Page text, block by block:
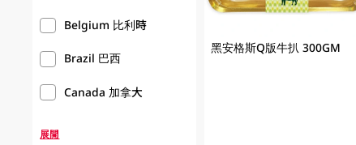
Belgium 比利時
Brazil 巴西
Canada 加拿大
展開
黑安格斯Q版牛扒 300GM